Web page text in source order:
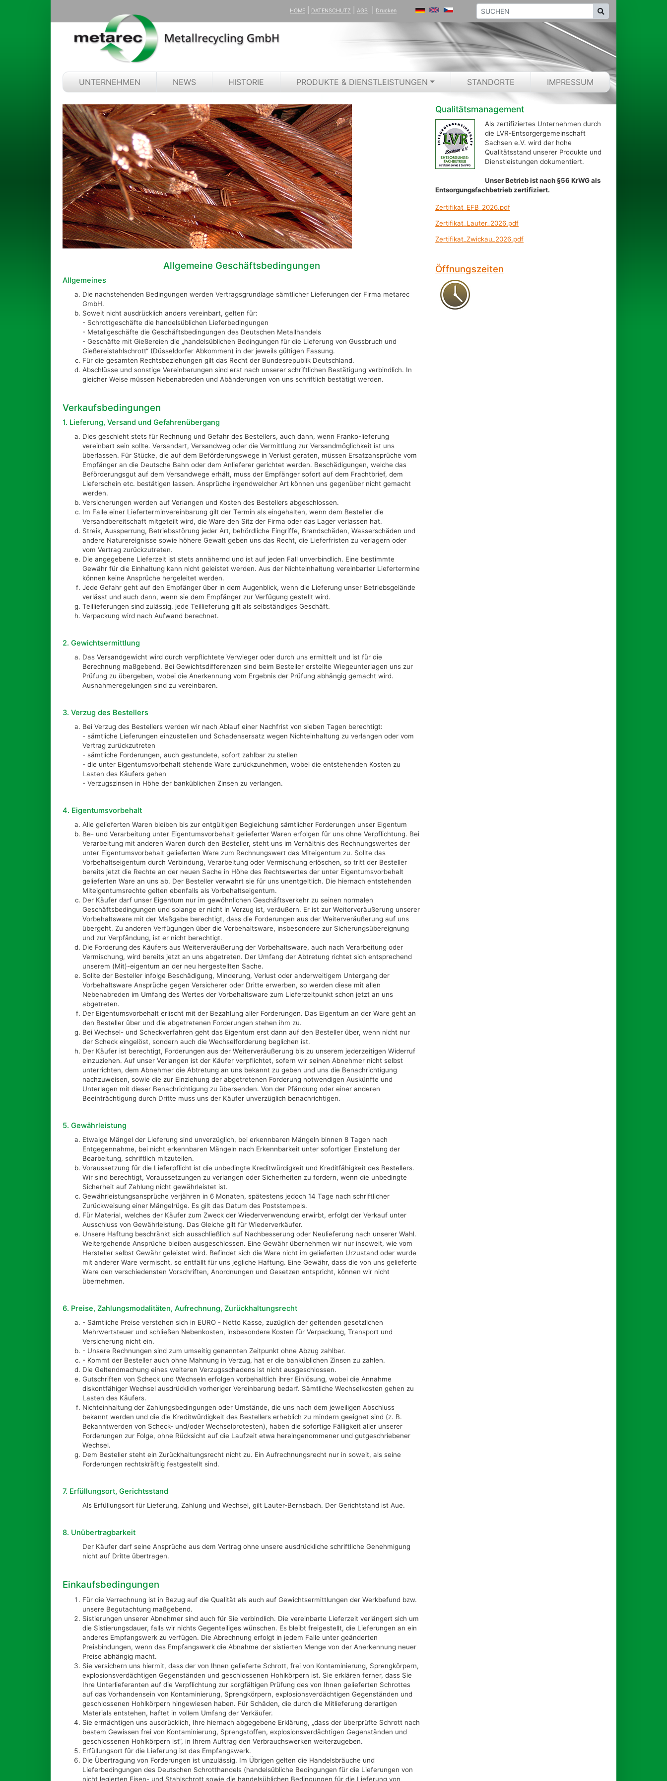
HOME DATENSCHUTZ AGB Drucken
UNTERNEHMEN NEWS HISTORIE PRODUKTE & DIENSTLEISTUNGEN STANDORTE IMPRESSUM
Allgemeine Geschäftsbedingungen
Allgemeines
Die nachstehenden Bedingungen werden Vertragsgrundlage sämtlicher Lieferungen der Firma metarec
GmbH.
Soweit nicht ausdrücklich anders vereinbart, gelten für:
- Schrottgeschäfte die handelsüblichen Lieferbedingungen
- Metallgeschäfte die Geschäftsbedingungen des Deutschen Metallhandels
- Geschäfte mit Gießereien die „handelsüblichen Bedingungen für die Lieferung von Gussbruch und
Gießereistahlschrott“ (Düsseldorfer Abkommen) in der jeweils gültigen Fassung.
Für die gesamten Rechtsbeziehungen gilt das Recht der Bundesrepublik Deutschland.
Abschlüsse und sonstige Vereinbarungen sind erst nach unserer schriftlichen Bestätigung verbindlich. In
gleicher Weise müssen Nebenabreden und Abänderungen von uns schriftlich bestätigt werden.
Verkaufsbedingungen
1. Lieferung, Versand und Gefahrenübergang
Dies geschieht stets für Rechnung und Gefahr des Bestellers, auch dann, wenn Franko-lieferung
vereinbart sein sollte. Versandart, Versandweg oder die Vermittlung zur Versandmöglichkeit ist uns
überlassen. Für Stücke, die auf dem Beförderungswege in Verlust geraten, müssen Ersatzansprüche vom
Empfänger an die Deutsche Bahn oder dem Anlieferer gerichtet werden. Beschädigungen, welche das
Beförderungsgut auf dem Versandwege erhält, muss der Empfänger sofort auf dem Frachtbrief, dem
Lieferschein etc. bestätigen lassen. Ansprüche irgendwelcher Art können uns gegenüber nicht gemacht
werden.
Versicherungen werden auf Verlangen und Kosten des Bestellers abgeschlossen.
Im Falle einer Lieferterminvereinbarung gilt der Termin als eingehalten, wenn dem Besteller die
Versandbereitschaft mitgeteilt wird, die Ware den Sitz der Firma oder das Lager verlassen hat.
Streik, Aussperrung, Betriebsstörung jeder Art, behördliche Eingriffe, Brandschäden, Wasserschäden und
andere Naturereignisse sowie höhere Gewalt geben uns das Recht, die Lieferfristen zu verlagern oder
vom Vertrag zurückzutreten.
Die angegebene Lieferzeit ist stets annähernd und ist auf jeden Fall unverbindlich. Eine bestimmte
Gewähr für die Einhaltung kann nicht geleistet werden. Aus der Nichteinhaltung vereinbarter Liefertermine
können keine Ansprüche hergeleitet werden.
Jede Gefahr geht auf den Empfänger über in dem Augenblick, wenn die Lieferung unser Betriebsgelände
verlässt und auch dann, wenn sie dem Empfänger zur Verfügung gestellt wird.
Teillieferungen sind zulässig, jede Teillieferung gilt als selbständiges Geschäft.
Verpackung wird nach Aufwand berechnet.
2. Gewichtsermittlung
Das Versandgewicht wird durch verpflichtete Verwieger oder durch uns ermittelt und ist für die
Berechnung maßgebend. Bei Gewichtsdifferenzen sind beim Besteller erstellte Wiegeunterlagen uns zur
Prüfung zu übergeben, wobei die Anerkennung vom Ergebnis der Prüfung abhängig gemacht wird.
Ausnahmeregelungen sind zu vereinbaren.
3. Verzug des Bestellers
Bei Verzug des Bestellers werden wir nach Ablauf einer Nachfrist von sieben Tagen berechtigt:
- sämtliche Lieferungen einzustellen und Schadensersatz wegen Nichteinhaltung zu verlangen oder vom
Vertrag zurückzutreten
- sämtliche Forderungen, auch gestundete, sofort zahlbar zu stellen
- die unter Eigentumsvorbehalt stehende Ware zurückzunehmen, wobei die entstehenden Kosten zu
Lasten des Käufers gehen
- Verzugszinsen in Höhe der banküblichen Zinsen zu verlangen.
4. Eigentumsvorbehalt
Alle gelieferten Waren bleiben bis zur entgültigen Begleichung sämtlicher Forderungen unser Eigentum
Be- und Verarbeitung unter Eigentumsvorbehalt gelieferter Waren erfolgen für uns ohne Verpflichtung. Bei
Verarbeitung mit anderen Waren durch den Besteller, steht uns im Verhältnis des Rechnungswertes der
unter Eigentumsvorbehalt gelieferten Ware zum Rechnungswert das Miteigentum zu. Sollte das
Vorbehaltseigentum durch Verbindung, Verarbeitung oder Vermischung erlöschen, so tritt der Besteller
bereits jetzt die Rechte an der neuen Sache in Höhe des Rechtswertes der unter Eigentumsvorbehalt
gelieferten Ware an uns ab. Der Besteller verwahrt sie für uns unentgeltlich. Die hiernach entstehenden
Miteigentumsrechte gelten ebenfalls als Vorbehaltseigentum.
Der Käufer darf unser Eigentum nur im gewöhnlichen Geschäftsverkehr zu seinen normalen
Geschäftsbedingungen und solange er nicht in Verzug ist, veräußern. Er ist zur Weiterveräußerung unserer
Vorbehaltsware mit der Maßgabe berechtigt, dass die Forderungen aus der Weiterveräußerung auf uns
übergeht. Zu anderen Verfügungen über die Vorbehaltsware, insbesondere zur Sicherungsübereignung
und zur Verpfändung, ist er nicht berechtigt.
Die Forderung des Käufers aus Weiterveräußerung der Vorbehaltsware, auch nach Verarbeitung oder
Vermischung, wird bereits jetzt an uns abgetreten. Der Umfang der Abtretung richtet sich entsprechend
unserem (Mit)-eigentum an der neu hergestellten Sache.
Sollte der Besteller infolge Beschädigung, Minderung, Verlust oder anderweitigem Untergang der
Vorbehaltsware Ansprüche gegen Versicherer oder Dritte erwerben, so werden diese mit allen
Nebenabreden im Umfang des Wertes der Vorbehaltsware zum Lieferzeitpunkt schon jetzt an uns
abgetreten.
Der Eigentumsvorbehalt erlischt mit der Bezahlung aller Forderungen. Das Eigentum an der Ware geht an
den Besteller über und die abgetretenen Forderungen stehen ihm zu.
Bei Wechsel- und Scheckverfahren geht das Eigentum erst dann auf den Besteller über, wenn nicht nur
der Scheck eingelöst, sondern auch die Wechselforderung beglichen ist.
Der Käufer ist berechtigt, Forderungen aus der Weiterveräußerung bis zu unserem jederzeitigen Widerruf
einzuziehen. Auf unser Verlangen ist der Käufer verpflichtet, sofern wir seinen Abnehmer nicht selbst
unterrichten, dem Abnehmer die Abtretung an uns bekannt zu geben und uns die Benachrichtigung
nachzuweisen, sowie die zur Einziehung der abgetretenen Forderung notwendigen Auskünfte und
Unterlagen mit dieser Benachrichtigung zu übersenden. Von der Pfändung oder einer anderen
Beeinträchtigung durch Dritte muss uns der Käufer unverzüglich benachrichtigen.
5. Gewährleistung
Etwaige Mängel der Lieferung sind unverzüglich, bei erkennbaren Mängeln binnen 8 Tagen nach
Entgegennahme, bei nicht erkennbaren Mängeln nach Erkennbarkeit unter sofortiger Einstellung der
Bearbeitung, schriftlich mitzuteilen.
Voraussetzung für die Lieferpflicht ist die unbedingte Kreditwürdigkeit und Kreditfähigkeit des Bestellers.
Wir sind berechtigt, Voraussetzungen zu verlangen oder Sicherheiten zu fordern, wenn die unbedingte
Sicherheit auf Zahlung nicht gewährleistet ist.
Gewährleistungsansprüche verjähren in 6 Monaten, spätestens jedoch 14 Tage nach schriftlicher
Zurückweisung einer Mängelrüge. Es gilt das Datum des Poststempels.
Für Material, welches der Käufer zum Zweck der Wiederverwendung erwirbt, erfolgt der Verkauf unter
Ausschluss von Gewährleistung. Das Gleiche gilt für Wiederverkäufer.
Unsere Haftung beschränkt sich ausschließlich auf Nachbesserung oder Neulieferung nach unserer Wahl.
Weitergehende Ansprüche bleiben ausgeschlossen. Eine Gewähr übernehmen wir nur insoweit, wie vom
Hersteller selbst Gewähr geleistet wird. Befindet sich die Ware nicht im gelieferten Urzustand oder wurde
mit anderer Ware vermischt, so entfällt für uns jegliche Haftung. Eine Gewähr, dass die von uns gelieferte
Ware den verschiedensten Vorschriften, Anordnungen und Gesetzen entspricht, können wir nicht
übernehmen.
6. Preise, Zahlungsmodalitäten, Aufrechnung, Zurückhaltungsrecht
- Sämtliche Preise verstehen sich in EURO - Netto Kasse, zuzüglich der geltenden gesetzlichen
Mehrwertsteuer und schließen Nebenkosten, insbesondere Kosten für Verpackung, Transport und
Versicherung nicht ein.
- Unsere Rechnungen sind zum umseitig genannten Zeitpunkt ohne Abzug zahlbar.
- Kommt der Besteller auch ohne Mahnung in Verzug, hat er die banküblichen Zinsen zu zahlen.
Die Geltendmachung eines weiteren Verzugsschadens ist nicht ausgeschlossen.
Gutschriften von Scheck und Wechseln erfolgen vorbehaltlich ihrer Einlösung, wobei die Annahme
diskontfähiger Wechsel ausdrücklich vorheriger Vereinbarung bedarf. Sämtliche Wechselkosten gehen zu
Lasten des Käufers.
Nichteinhaltung der Zahlungsbedingungen oder Umstände, die uns nach dem jeweiligen Abschluss
bekannt werden und die die Kreditwürdigkeit des Bestellers erheblich zu mindern geeignet sind (z. B.
Bekanntwerden von Scheck- und/oder Wechselprotesten), haben die sofortige Fälligkeit aller unserer
Forderungen zur Folge, ohne Rücksicht auf die Laufzeit etwa hereingenommener und gutgeschriebener
Wechsel.
Dem Besteller steht ein Zurückhaltungsrecht nicht zu. Ein Aufrechnungsrecht nur in soweit, als seine
Forderungen rechtskräftig festgestellt sind.
7. Erfüllungsort, Gerichtsstand
Als Erfüllungsort für Lieferung, Zahlung und Wechsel, gilt Lauter-Bernsbach. Der Gerichtstand ist Aue.
8. Unübertragbarkeit
Der Käufer darf seine Ansprüche aus dem Vertrag ohne unsere ausdrückliche schriftliche Genehmigung
nicht auf Dritte übertragen.
Einkaufsbedingungen
Für die Verrechnung ist in Bezug auf die Qualität als auch auf Gewichtsermittlungen der Werkbefund bzw.
unsere Begutachtung maßgebend.
Sistierungen unserer Abnehmer sind auch für Sie verbindlich. Die vereinbarte Lieferzeit verlängert sich um
die Sistierungsdauer, falls wir nichts Gegenteiliges wünschen. Es bleibt freigestellt, die Lieferungen an ein
anderes Empfangswerk zu verfügen. Die Abrechnung erfolgt in jedem Falle unter geänderten
Preisbindungen, wenn das Empfangswerk die Abnahme der sistierten Menge von der Anerkennung neuer
Preise abhängig macht.
Sie versichern uns hiermit, dass der von Ihnen gelieferte Schrott, frei von Kontaminierung, Sprengkörpern,
explosionsverdächtigen Gegenständen und geschlossenen Hohlkörpern ist. Sie erklären ferner, dass Sie
Ihre Unterlieferanten auf die Verpflichtung zur sorgfältigen Prüfung des von Ihnen gelieferten Schrottes
auf das Vorhandensein von Kontaminierung, Sprengkörpern, explosionsverdächtigen Gegenständen und
geschlossenen Hohlkörpern hingewiesen haben. Für Schäden, die durch die Mitlieferung derartigen
Materials entstehen, haftet in vollem Umfang der Verkäufer.
Sie ermächtigen uns ausdrücklich, Ihre hiernach abgegebene Erklärung, „dass der überprüfte Schrott nach
bestem Gewissen frei von Kontaminierung, Sprengstoffen, explosionsverdächtigen Gegenständen und
geschlossenen Hohlkörpern ist“, in Ihrem Auftrag den Verbrauchswerken weiterzugeben.
Erfüllungsort für die Lieferung ist das Empfangswerk.
Die Übertragung von Forderungen ist unzulässig. Im Übrigen gelten die Handelsbräuche und
Lieferbedingungen des Deutschen Schrotthandels (handelsübliche Bedingungen für die Lieferungen von
nicht legierten Eisen- und Stahlschrott sowie die handelsüblichen Bedingungen für die Lieferung von
Qualitätsmanagement
Als zertifiziertes Unternehmen durch
die LVR-Entsorgergemeinschaft
Sachsen e.V. wird der hohe
Qualitätsstand unserer Produkte und
Dienstleistungen dokumentiert.
Unser Betrieb ist nach §56 KrWG als
Entsorgungsfachbetrieb zertifiziert.
Zertifikat_EFB_2026.pdf
Zertifikat_Lauter_2026.pdf
Zertifikat_Zwickau_2026.pdf
Öffnungszeiten